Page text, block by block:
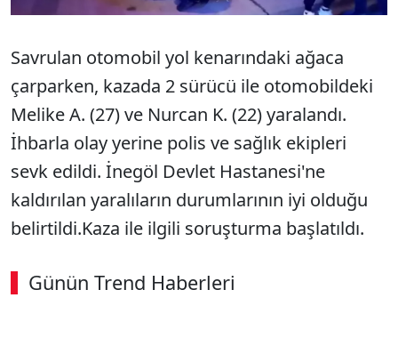
Savrulan otomobil yol kenarındaki ağaca
çarparken, kazada 2 sürücü ile otomobildeki
Melike A. (27) ve Nurcan K. (22) yaralandı.
İhbarla olay yerine polis ve sağlık ekipleri
sevk edildi. İnegöl Devlet Hastanesi'ne
kaldırılan yaralıların durumlarının iyi olduğu
belirtildi.Kaza ile ilgili soruşturma başlatıldı.
Günün Trend Haberleri